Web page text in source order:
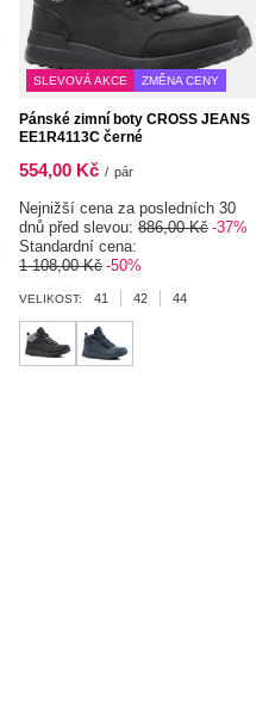
SLEVOVÁ AKCE ZMĚNA CENY
Pánské zimní boty CROSS JEANS
EE1R4113C černé
554,00 Kč / pár
Nejnižší cena za posledních 30
dnů před slevou: 886,00 Kč -37%
Standardní cena:
1 108,00 Kč -50%
VELIKOST: 41 42 44